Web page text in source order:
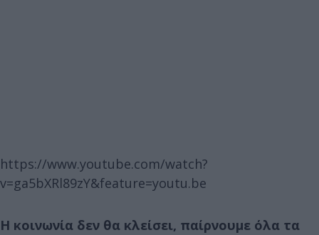
https://www.youtube.com/watch?
v=ga5bXRl89zY&feature=youtu.be
Η κοινωνία δεν θα κλείσει, παίρνουμε όλα τα